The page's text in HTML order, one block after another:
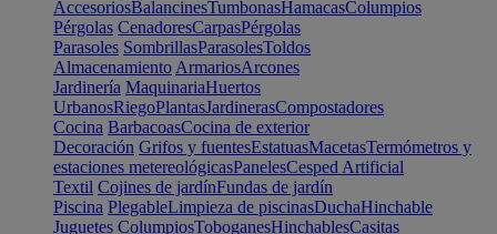
AccesoriosBalancinesTumbonasHamacasColumpios
Pérgolas CenadoresCarpasPérgolas
Parasoles SombrillasParasolesToldos
Almacenamiento ArmariosArcones
Jardinería MaquinariaHuertos
UrbanosRiegoPlantasJardinerasCompostadores
Cocina BarbacoasCocina de exterior
Decoración Grifos y fuentesEstatuasMacetasTermómetros y
estaciones metereológicasPanelesCesped Artificial
Textil Cojines de jardínFundas de jardín
Piscina PlegableLimpieza de piscinasDuchaHinchable
Juguetes ColumpiosToboganesHinchablesCasitas